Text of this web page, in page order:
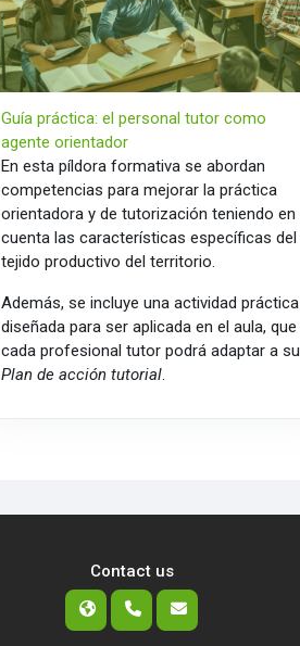
Guía práctica: el personal tutor como
agente orientador
En esta píldora formativa se abordan
competencias para mejorar la práctica
orientadora y de tutorización teniendo en
cuenta las características específicas del
tejido productivo del territorio.
Además, se incluye una actividad práctica
diseñada para ser aplicada en el aula, que
cada profesional tutor podrá adaptar a su
Plan de acción tutorial.
Contact us